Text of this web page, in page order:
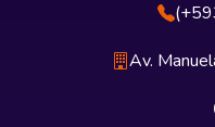
Av.